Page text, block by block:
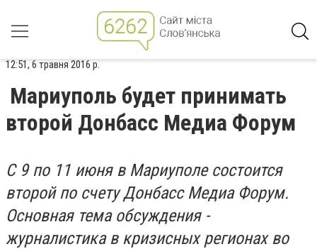
12:51, 6 травня 2016 р.
Мариуполь будет принимать
второй Донбасс Медиа Форум
С 9 по 11 июня в Мариуполе состоится
второй по счету Донбасс Медиа Форум.
Основная тема обсуждения -
журналистика в кризисных регионах во